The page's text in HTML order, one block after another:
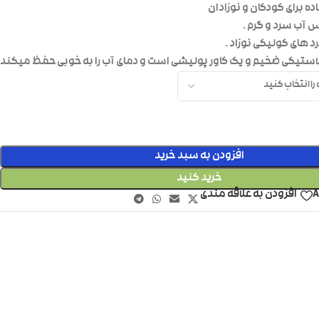
برای کودکان و نوزادان
آب سرد و گرم .
های کولیکی نوزاد .
ضخیم و یک کاور پولیشی است و دمای آب را به خوبی حفظ میکند
افزودن به سبد خرید
خرید کنید
افزودن به علاقه مندی